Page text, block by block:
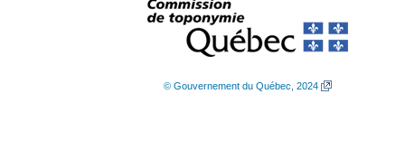
© Gouvernement du Québec, 2024